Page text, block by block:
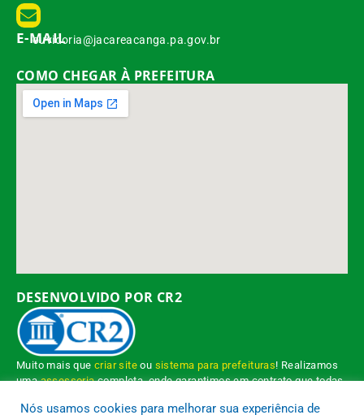
E-MAIL
ouvidoria@jacareacanga.pa.gov.br
COMO CHEGAR À PREFEITURA
DESENVOLVIDO POR CR2
Muito mais quecriar site ou sistema para prefeituras! Realizamos
umaassessoriacompleta, onde garantimos em contrato que todas
Nós usamos cookies para melhorar sua experiência de